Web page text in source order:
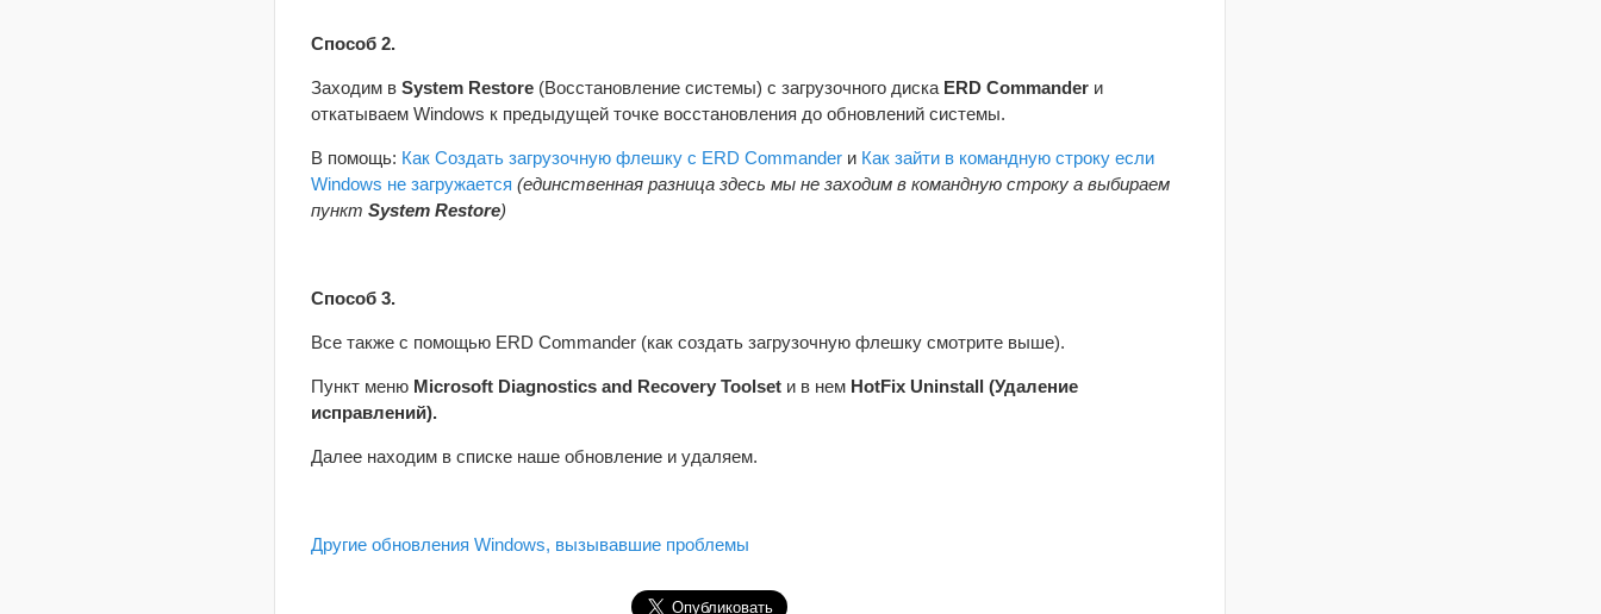
Способ 2.
Заходим в System Restore (Восстановление системы) с загрузочного диска ERD Commander и
откатываем Windows к предыдущей точке восстановления до обновлений системы.
В помощь: Как Создать загрузочную флешку с ERD Commander и Как зайти в командную строку если
Windows не загружается (единственная разница здесь мы не заходим в командную строку а выбираем
пункт System Restore)
Способ 3.
Все также с помощью ERD Commander (как создать загрузочную флешку смотрите выше).
Пункт меню Microsoft Diagnostics and Recovery Toolset и в нем HotFix Uninstall (Удаление
исправлений).
Далее находим в списке наше обновление и удаляем.
Другие обновления Windows, вызывавшие проблемы